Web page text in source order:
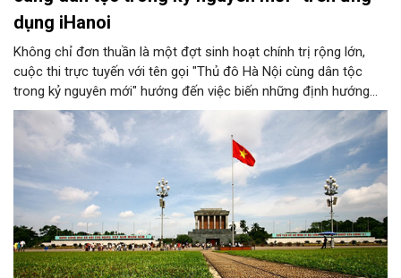
dụng iHanoi
Không chỉ đơn thuần là một đợt sinh hoạt chính trị rộng lớn,
cuộc thi trực tuyến với tên gọi "Thủ đô Hà Nội cùng dân tộc
trong kỷ nguyên mới" hướng đến việc biến những định hướng
chiến lược trong Nghị quyết số 02-NQ/TW của Bộ Chính trị
thành niềm tin, thành nhận thức chung của mỗi người dân.